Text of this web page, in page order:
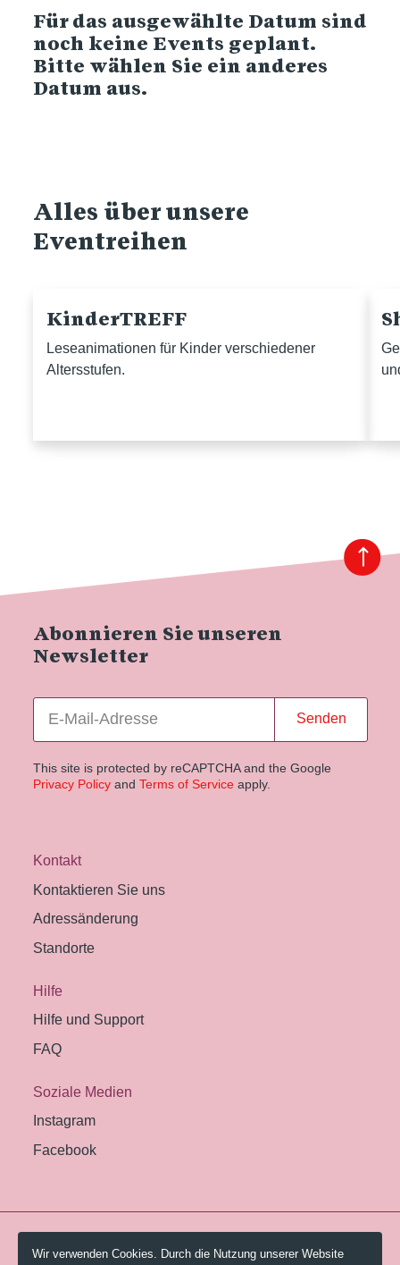
Für das ausgewählte Datum sind
noch keine Events geplant.
Bitte wählen Sie ein anderes
Datum aus.
Alles über unsere
Eventreihen
KinderTREFF
Leseanimationen für Kinder verschiedener
Altersstufen.
Abonnieren Sie unseren
Newsletter
Senden
This site is protected by reCAPTCHA and the Google
Privacy Policyand Terms of Service apply.
Kontakt
Kontaktieren Sie uns
Adressänderung
Standorte
Hilfe
Hilfe und Support
FAQ
Soziale Medien
Instagram
Facebook
© 2026 Pestalozzi-Bibliothek Zürich.
Wir verwenden Cookies. Durch die Nutzung unserer Website